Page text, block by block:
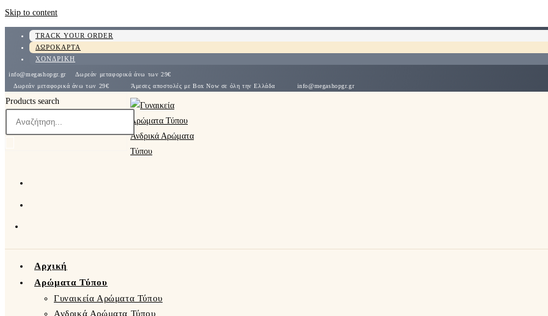
Skip to content
TRACK YOUR ORDER
ΔΩΡΟΚΑΡΤΑ
ΧΟΝΔΡΙΚΗ
info@megashopgr.gr
Δωρεάν μεταφορικά άνω των 29€
Δωρεάν μεταφορικά άνω των 29€
Άμεσες αποστολές με Box Now σε όλη την Ελλάδα info@megashopgr.gr
Products search
Αρχική
Αρώματα Τύπου
Γυναικεία Αρώματα Τύπου
Ανδρικά Αρώματα Τύπου